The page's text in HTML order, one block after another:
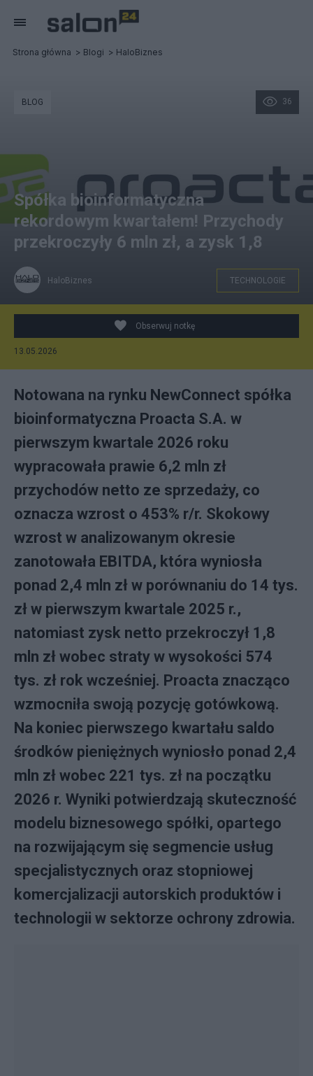
Strona główna Blogi HaloBiznes
36
BLOG
Spółka bioinformatyczna
rekordowym kwartałem! Przychody
przekroczyły 6 mln zł, a zysk 1,8
HaloBiznes TECHNOLOGIE
Obserwuj notkę
13.05.2026
Notowana na rynku NewConnect spółka
bioinformatyczna Proacta S.A. w
pierwszym kwartale 2026 roku
wypracowała prawie 6,2 mln zł
przychodów netto ze sprzedaży, co
oznacza wzrost o 453% r/r. Skokowy
wzrost w analizowanym okresie
zanotowała EBITDA, która wyniosła
ponad 2,4 mln zł w porównaniu do 14 tys.
zł w pierwszym kwartale 2025 r.,
natomiast zysk netto przekroczył 1,8
mln zł wobec straty w wysokości 574
tys. zł rok wcześniej. Proacta znacząco
wzmocniła swoją pozycję gotówkową.
Na koniec pierwszego kwartału saldo
środków pieniężnych wyniosło ponad 2,4
mln zł wobec 221 tys. zł na początku
2026 r. Wyniki potwierdzają skuteczność
modelu biznesowego spółki, opartego
na rozwijającym się segmencie usług
specjalistycznych oraz stopniowej
komercjalizacji autorskich produktów i
technologii w sektorze ochrony zdrowia.